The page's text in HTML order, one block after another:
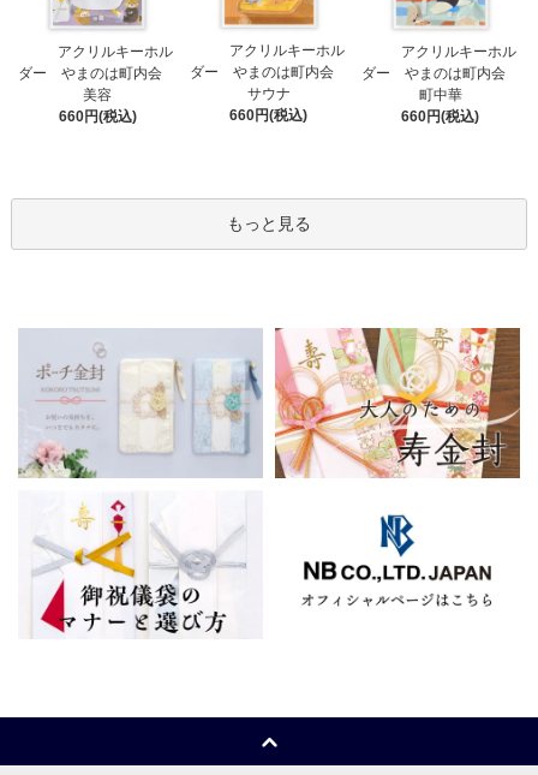
アクリルキーホル
ダー やまのは町内会
美容
660円(税込)
アクリルキーホル
ダー やまのは町内会
サウナ
660円(税込)
アクリルキーホル
ダー やまのは町内会
町中華
660円(税込)
もっと見る